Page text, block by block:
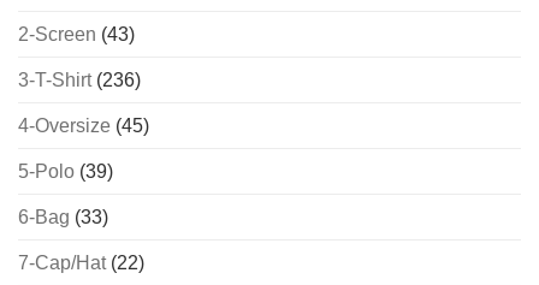
2-Screen (43)
3-T-Shirt(236)
4-Oversize (45)
5-Polo (39)
6-Bag (33)
7-Cap/Hat(22)